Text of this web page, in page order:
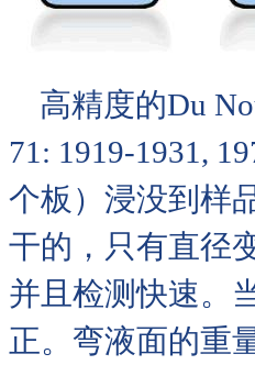
高精度的Du
71: 1919-1931,
个板）浸没到样
干的，只有直径
并且检测快速。
正。弯液面的重